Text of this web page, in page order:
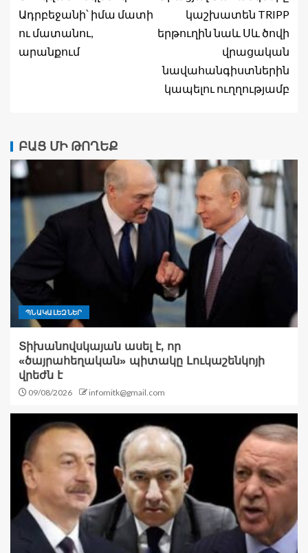
Ադրբեջանի՝ իմա մատի
ու մատանու,
արանքում
կաշխատեն TRIPP
երթուղին նաև Սև ծովի
վրացական
նավահանգիստներին
կապելու ուղղությամբ
ԲԱՑ ՄԻ ԹՈՂԵՔ
ՊՆԱԿԱԼԵԶՆԵՐ
Տիխանովսկայան ասել է, որ
«ծայրահեղական» պիտակը Լուկաշենկոյի
վրեժն է
09/08/2026 infomitk@gmail.com